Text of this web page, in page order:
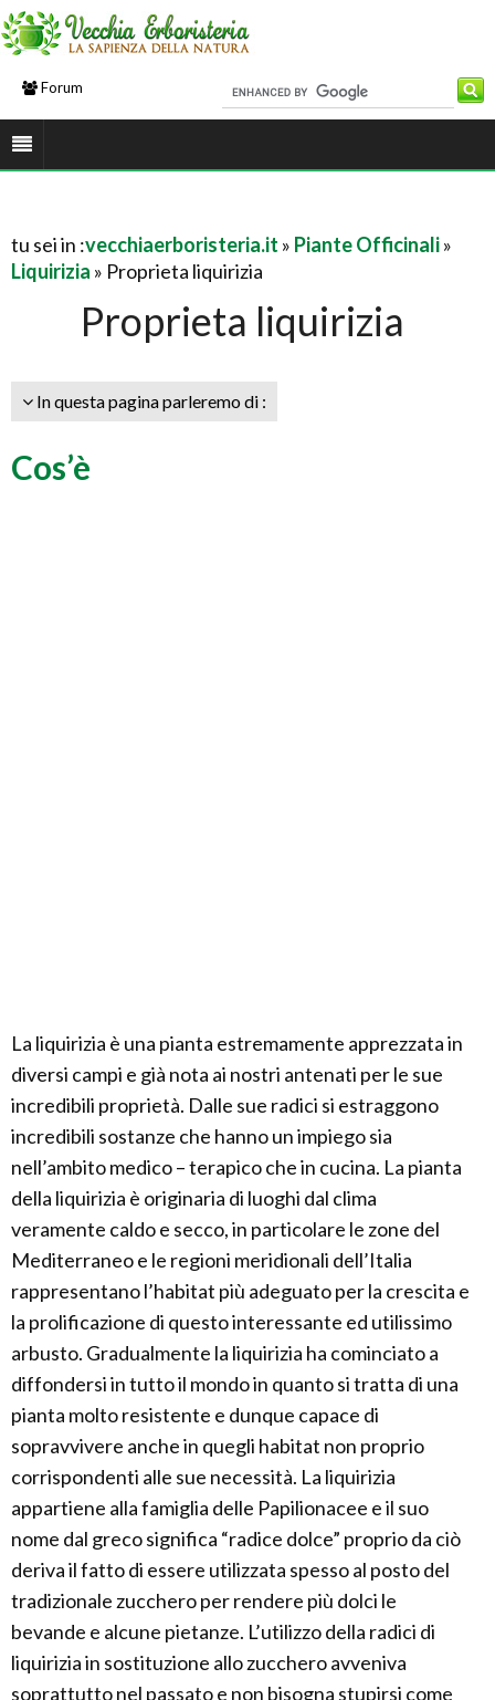
Forum
tu sei in :vecchiaerboristeria.it » Piante Officinali»
Liquirizia » Proprieta liquirizia
Proprieta liquirizia
In questa pagina parleremo di :
Cos’è
La liquirizia è una pianta estremamente apprezzata in
diversi campi e già nota ai nostri antenati per le sue
incredibili proprietà. Dalle sue radici si estraggono
incredibili sostanze che hanno un impiego sia
nell’ambito medico – terapico che in cucina. La pianta
della liquirizia è originaria di luoghi dal clima
veramente caldo e secco, in particolare le zone del
Mediterraneo e le regioni meridionali dell’Italia
rappresentano l’habitat più adeguato per la crescita e
la prolificazione di questo interessante ed utilissimo
arbusto. Gradualmente la liquirizia ha cominciato a
diffondersi in tutto il mondo in quanto si tratta di una
pianta molto resistente e dunque capace di
sopravvivere anche in quegli habitat non proprio
corrispondenti alle sue necessità. La liquirizia
appartiene alla famiglia delle Papilionacee e il suo
nome dal greco significa “radice dolce” proprio da ciò
deriva il fatto di essere utilizzata spesso al posto del
tradizionale zucchero per rendere più dolci le
bevande e alcune pietanze. L’utilizzo della radici di
liquirizia in sostituzione allo zucchero avveniva
soprattutto nel passato e non bisogna stupirsi come